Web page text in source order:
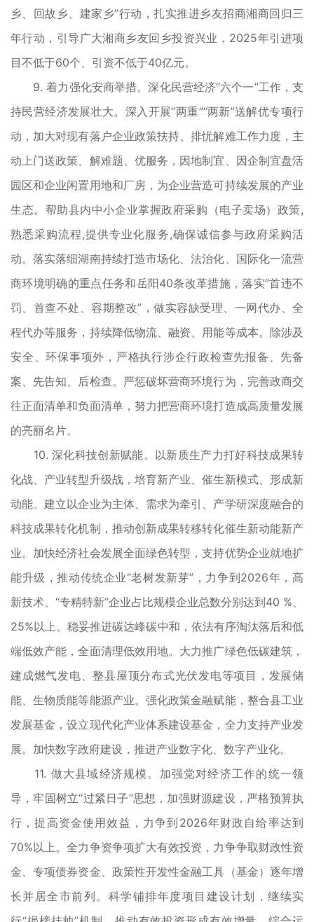
乡、回故乡、建家乡”行动，扎实推进乡友招商湘商回归三
年行动，引导广大湘商乡友回乡投资兴业，2025年引进项
目不低于60个、引资不低于40亿元。
9. 着力强化安商举措。深化民营经济“六个一”工作，支
持民营经济发展壮大。深入开展“两重”“两新”送解优专项行
动，加大对现有落户企业政策扶持、排忧解难工作力度，主
动上门送政策、解难题、优服务，因地制宜、因企制宜盘活
园区和企业闲置用地和厂房，为企业营造可持续发展的产业
生态。帮助县内中小企业掌握政府采购（电子卖场）政策,
熟悉采购流程,提供专业化服务,确保诚信参与政府采购活
动。落实落细湖南持续打造市场化、法治化、国际化一流营
商环境明确的重点任务和岳阳40条改革措施，落实“首违不
罚、首查不处、容期整改”，做实容缺受理、一网代办、全
程代办等服务，持续降低物流、融资、用能等成本。除涉及
安全、环保事项外，严格执行涉企行政检查先报备、先备
案、先告知、后检查。严惩破坏营商环境行为，完善政商交
往正面清单和负面清单，努力把营商环境打造成高质量发展
的亮丽名片。
10. 深化科技创新赋能。以新质生产力打好科技成果转
化战、产业转型升级战，培育新产业、催生新模式、形成新
动能。建立以企业为主体、需求为牵引、产学研深度融合的
科技成果转化机制，推动创新成果转移转化催生新动能新产
业。加快经济社会发展全面绿色转型，支持优势企业就地扩
能升级，推动传统企业“老树发新芽”，力争到2026年，高
新技术、“专精特新”企业占比规模企业总数分别达到40 %、
25%以上。稳妥推进碳达峰碳中和，依法有序淘汰落后和低
端低效产能，全面清理低效用地。大力推广绿色低碳建筑，
建成燃气发电、整县屋顶分布式光伏发电等项目，发展储
能、生物质能等能源产业。强化政策金融赋能，整合县工业
发展基金，设立现代化产业体系建设基金，全力支持产业发
展。加快数字政府建设，推进产业数字化、数字产业化。
11. 做大县域经济规模。加强党对经济工作的统一领
导，牢固树立“过紧日子”思想，加强财源建设，严格预算执
行，提高资金使用效益，力争到2026年财政自给率达到
70%以上。全力争资争项扩大有效投资，力争争取财政性资
金、专项债券资金、政策性开发性金融工具（基金）逐年增
长并居全市前列。科学铺排年度项目建设计划，继续实